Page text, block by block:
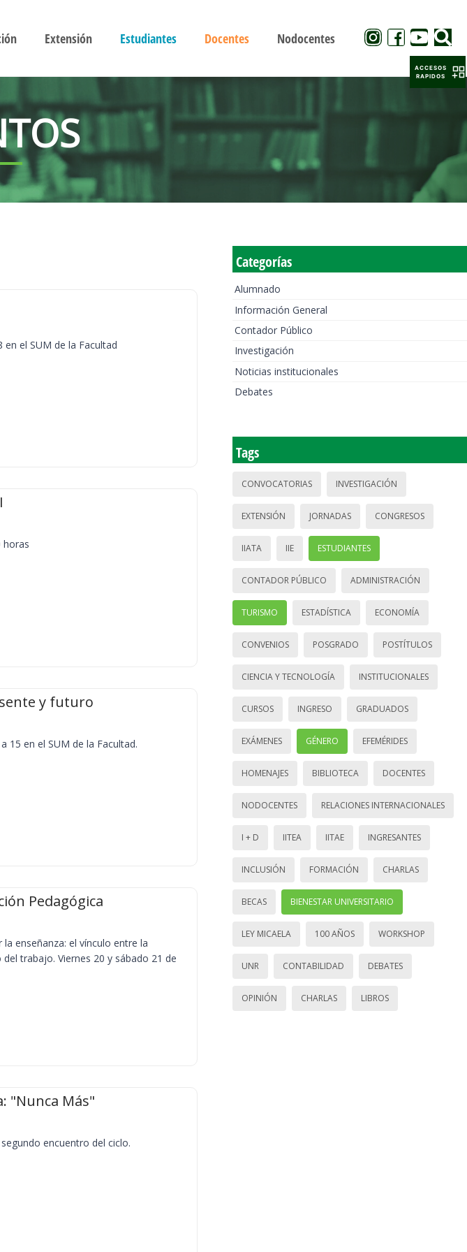
Extensión Estudiantes Docentes Nodocentes
el SUM de la Facultad
horas
y futuro
15 en el SUM de la Facultad.
Pedagógica
enseñanza: el vínculo entre la
trabajo. Viernes 20 y sábado 21 de
"Nunca Más"
encuentro del ciclo.
Categorías
Alumnado
Información General
Contador Público
Investigación
Noticias institucionales
Debates
Tags
CONVOCATORIAS INVESTIGACIÓN
EXTENSIÓN JORNADAS CONGRESOS
IIATA IIE ESTUDIANTES
CONTADOR PÚBLICO ADMINISTRACIÓN
TURISMO ESTADÍSTICA ECONOMÍA
CONVENIOS POSGRADO POSTÍTULOS
CIENCIA Y TECNOLOGÍA INSTITUCIONALES
CURSOS INGRESO GRADUADOS
EXÁMENES GÉNERO EFEMÉRIDES
HOMENAJES BIBLIOTECA DOCENTES
NODOCENTES RELACIONES INTERNACIONALES
I + D IITEA IITAE INGRESANTES
INCLUSIÓN FORMACIÓN CHARLAS
BECAS BIENESTAR UNIVERSITARIO
LEY MICAELA 100 AÑOS WORKSHOP
UNR CONTABILIDAD DEBATES
OPINIÓN CHARLAS LIBROS
ACCESOS
RAPIDOS